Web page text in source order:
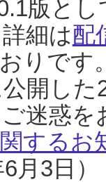
版と
細は配
りです
開し
迷惑
するお
月3日）